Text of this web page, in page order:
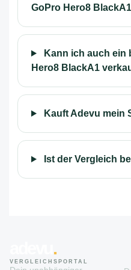
GoPro Hero8
Kann ich auch ein
Hero8 BlackA1
Kauft Adevu mein
Ist der Vergleich
.
VERGLEICHSPORTAL